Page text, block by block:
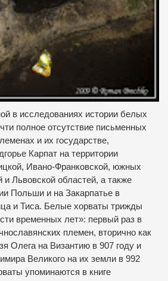
в исследованиях истории белых
полное отсутствие письменных
и их государстве,
Карпат на территории
Ивано-Франковской, южных
и Львовской областей, а также
Польши и на Закарпатье в
и Тиса. Белые хорваты трижды
временных лет»: первый раз в
племен, вторично как
Олега на Византию в 907 году и
Великого на их земли в 992
упоминаются в книге